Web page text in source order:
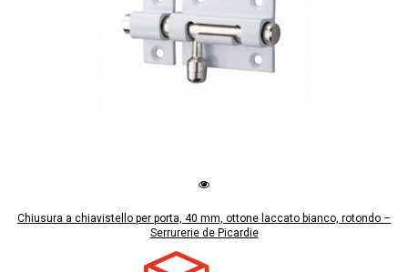
Chiusura a chiavistello per porta, 40 mm, ottone laccato bianco, rotondo –
Serrurerie de Picardie